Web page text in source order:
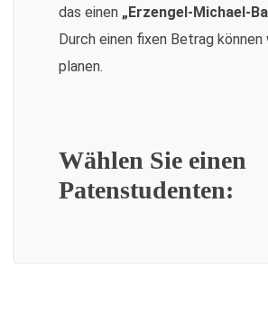
das einen „Erzengel-Michael-
Durch einen fixen Betrag können
planen.
Wählen Sie einen
Patenstudenten: